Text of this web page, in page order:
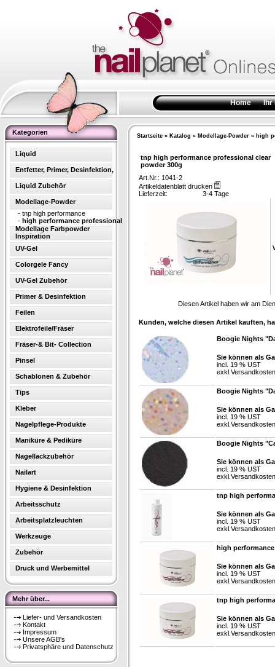
Home Ihr
Kategorien
Liquid
Entfetter, Primer, Desinfektion,
Liquid Zubehör
Modellage-Powder
- tnp high performance
- high performance professional
Modellage Farbpowder
Inspiration
UV-Gel
Colorgele Fancy
UV-Gel Zubehör
Primer & Desinfektion
Feilen
Elektrofeile/Fräser
Fräser-& Bit- Collection
Pinsel
Schablonen & Zubehör
Tips
Kleber
Nagelpflege-Produkte
Maniküre & Pediküre
Nagellackzubehör
Nailart
Hygiene & Desinfektion
Arbeitsschutz
Arbeitsplatzleuchten
Werkzeuge
Zubehör
Druck und Werbemittel
Mehr über...
Liefer- und Versandkosten
Kontakt
Impressum
Unsere AGB's
Privatsphäre und Datenschutz
Startseite » Katalog » Modellage-Powder » high
tnp high performance professional clear
powder 300g
Art.Nr.: 1041-2
Artikeldatenblatt drucken
Lieferzeit:
3-4 Tage
Diesen Artikel haben wir am
Kunden, welche diesen Artikel kauften,
Boogie Nights
Sie können als
incl. 19 % UST
exkl. Versandkosten
Boogie Nights
Sie können als
incl. 19 % UST
exkl. Versandkosten
Boogie Nights
Sie können als
incl. 19 % UST
exkl. Versandkosten
tnp high
Sie können als
incl. 19 % UST
exkl. Versandkosten
high
Sie können als
incl. 19 % UST
exkl. Versandkosten
tnp high
Sie können als
incl. 19 % UST
exkl. Versandkosten